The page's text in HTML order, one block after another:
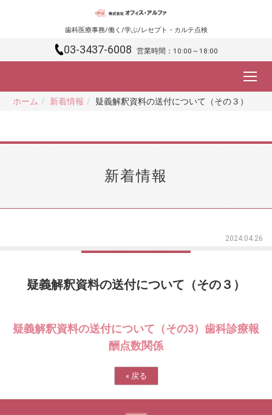
歯科医療事務/働く/学ぶ/レセプト・カルテ点検
03-3437-6008 営業時間：10:00～18:00
ホーム 新着情報 疑義解釈資料の送付について（その３）
新着情報
2024.04.26
疑義解釈資料の送付について（その３）
疑義解釈資料の送付について（その3）歯科診療報
酬点数関係
« 戻る